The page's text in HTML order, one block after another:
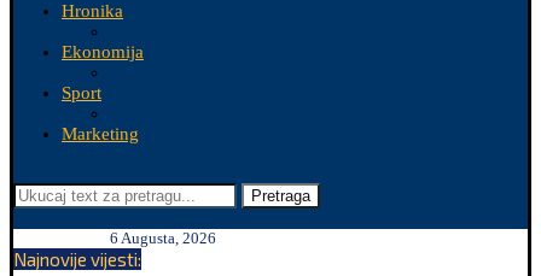
Hronika
Ekonomija
Sport
Marketing
Pretraga
6 Augusta, 2026
Najnovije vijesti: